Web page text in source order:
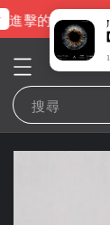
進擊的巨人片頭
搜尋